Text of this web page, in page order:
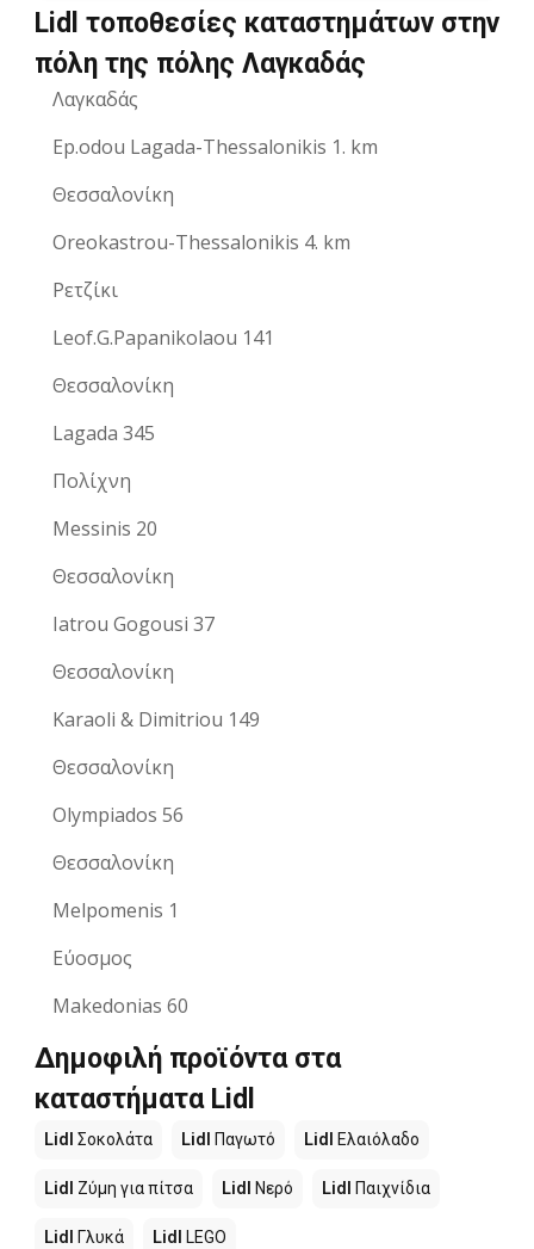
Lidl τοποθεσίες καταστημάτων στην
πόλη της πόλης Λαγκαδάς
Λαγκαδάς
Ep.odou Lagada-Thessalonikis 1. km
Θεσσαλονίκη
Oreokastrou-Thessalonikis 4. km
Ρετζίκι
Leof.G.Papanikolaou 141
Θεσσαλονίκη
Lagada 345
Πολίχνη
Messinis 20
Θεσσαλονίκη
Iatrou Gogousi 37
Θεσσαλονίκη
Karaoli & Dimitriou 149
Θεσσαλονίκη
Olympiados 56
Θεσσαλονίκη
Melpomenis 1
Εύοσμος
Makedonias 60
Δημοφιλή προϊόντα στα
καταστήματα Lidl
Lidl Σοκολάτα Lidl Παγωτό Lidl Ελαιόλαδο
Lidl Ζύμη για πίτσα Lidl Νερό Lidl Παιχνίδια
Lidl Γλυκά Lidl LEGO